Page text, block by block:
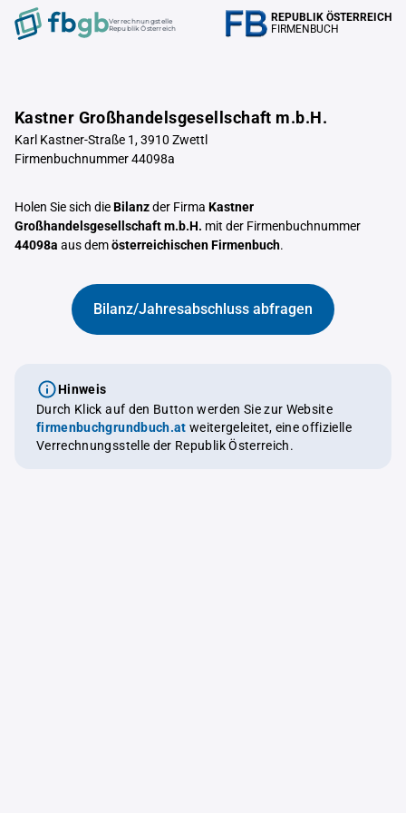
Verrechnungstelle
Republik Österreich
REPUBLIK ÖSTERREICH
FIRMENBUCH
Kastner Großhandelsgesellschaft m.b.H.
Karl Kastner-Straße 1, 3910 Zwettl
Firmenbuchnummer 44098a
Holen Sie sich dieBilanzder Firma Kastner
Großhandelsgesellschaft m.b.H. mit der Firmenbuchnummer
44098a aus demösterreichischen Firmenbuch.
Bilanz/Jahresabschluss abfragen
Hinweis
Durch Klick auf den Button werden Sie zur Website
firmenbuchgrundbuch.at weitergeleitet, eine offizielle
Verrechnungsstelle der Republik Österreich.